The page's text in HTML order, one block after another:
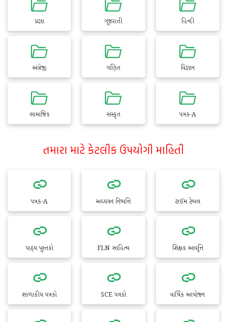
પ્રજ્ઞા ગુજરાતી હિન્દી
અંગ્રેજી ગણિત વિજ્ઞાન
સામાજિક સંસ્કૃત પત્રક-A
તમારા માટે કેટલીક ઉપયોગી માહિતી
પત્રક-A અધ્યયન નિષ્પત્તિ ટાઈમ ટેબલ
પાઠ્ય પુસ્તકો FLN સાહિત્ય શિક્ષક આવૃત્તિ
શાળાકીય પત્રકો SCE પત્રકો વાર્ષિક આયોજન